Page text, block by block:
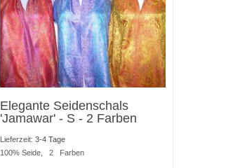
Elegante Seidenschals
'Jamawar' - S - 2 Farben
Lieferzeit: 3-4 Tage
100% Seide, 2 Farben